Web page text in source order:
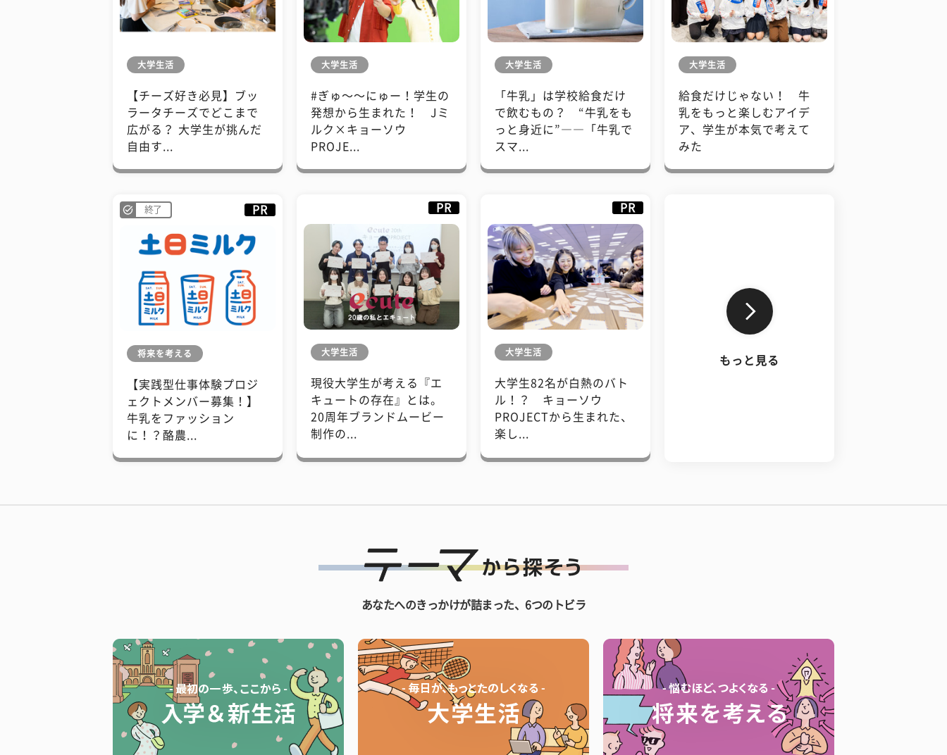
大学生活
【チーズ好き必見】ブッ
ラータチーズでどこまで
広がる？ 大学生が挑んだ
自由す...
大学生活
#ぎゅ〜〜にゅー！学生の
発想から生まれた！ Jミ
ルク×キョーソウ
PROJE...
大学生活
「牛乳」は学校給食だけ
で飲むもの？ “牛乳をも
っと身近に”――「牛乳で
スマ...
大学生活
給食だけじゃない！ 牛
乳をもっと楽しむアイデ
ア、学生が本気で考えて
みた
終了 PR
将来を考える
【実践型仕事体験プロジ
ェクトメンバー募集！】
牛乳をファッション
に！？酪農...
PR
大学生活
現役大学生が考える『エ
キュートの存在』とは。
20周年ブランドムービー
制作の...
PR
大学生活
大学生82名が白熱のバト
ル！？ キョーソウ
PROJECTから生まれた、
楽し...
もっと見る
あなたへのきっかけが詰まった、6つのトビラ